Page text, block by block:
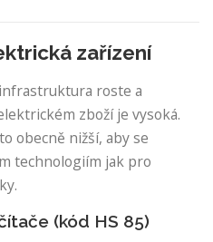
zařízení
roste a
zboží je vysoká.
obecně nižší, aby se
technologiím jak pro
(kód HS 85)